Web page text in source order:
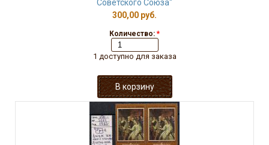
Советского Союза"
300,00 руб.
Количество: *
1 доступно для заказа